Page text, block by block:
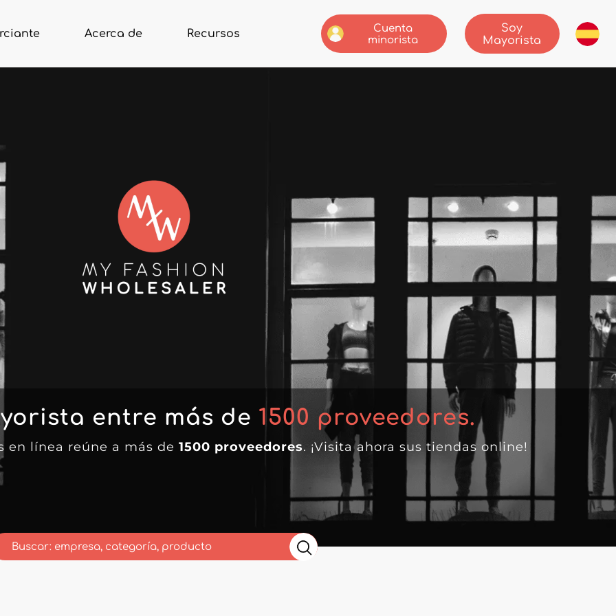
Acerca de Recursos
Cuenta
minorista
Soy
Mayorista
entre más de 1500 proveedores.
en línea reúne a más de 1500 proveedores. ¡Visita ahora sus tiendas online!